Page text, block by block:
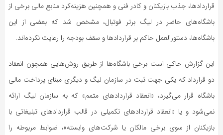
قراردادها، جذب بازیکنان و کادر فنی و همچنین هزینه‌کرد منابع مالی برخی از
باشگاه‌های حاضر در لیگ برتر فوتبال، مشخص شد که بعضی از این
باشگاه‌ها، دستورالعمل حاکم بر قرارداد‌ها و سقف بودجه را رعایت نکرده‌اند.
این گزارش حاکی است برخی باشگاه‌ها از طریق روش‌هایی همچون انعقاد
دو قرارداد که یکی جهت ثبت در سازمان لیگ و دیگری مبنای پرداخت مالی
باشگاه قرار می‌گیرد، «انعقاد قرارداد‌های متمم» که به سازمان لیگ ارائه
نمی‌شود و یا «انعقاد قرارداد‌های تکمیلی در قالب قرارداد‌های تبلیغاتی با
بازیکنان از سوی برخی مالکان یا شرکت‌های وابسته»، ضوابط مربوطه را